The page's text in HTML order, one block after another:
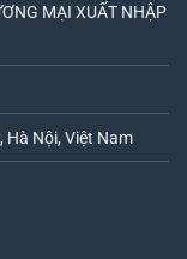
MẠI XUẤT NHẬP
Hà Nội, Việt Nam